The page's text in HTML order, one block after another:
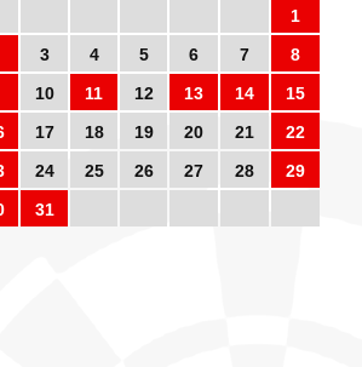
1
3
4 5 6 7
8
10
11 12 13 14
15
17 18 19 20 21
22
24 25 26 27 28
29
31